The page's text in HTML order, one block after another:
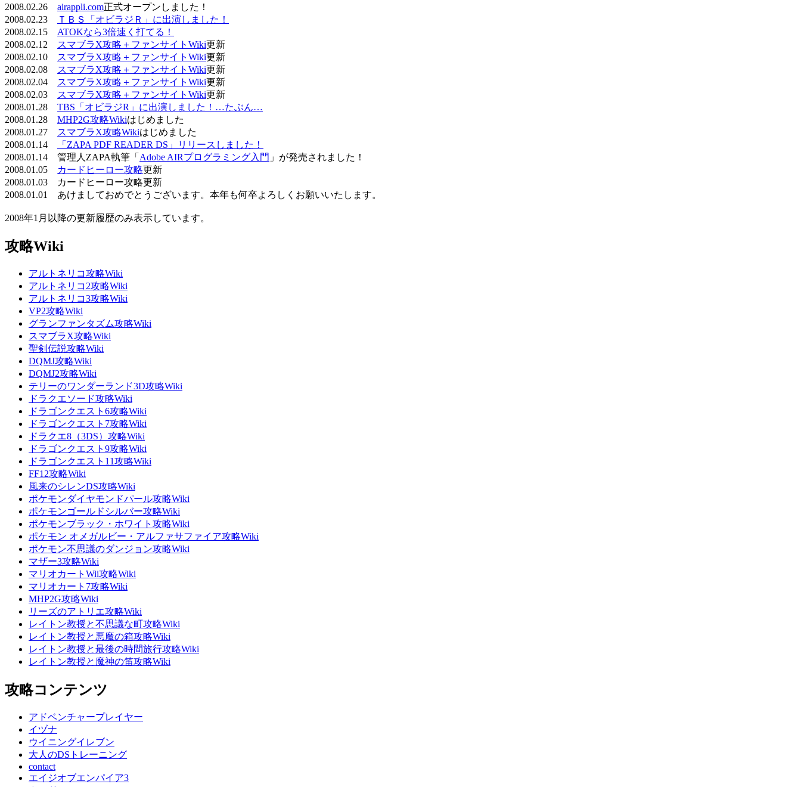
2008.02.26 airappli.com正式オープンしました！
2008.02.23
ＴＢＳ「オビラジＲ」に出演しました！
2008.02.15 ATOKなら3倍速く打てる！
2008.02.12
スマブラX攻略＋ファンサイトWiki更新
2008.02.10
スマブラX攻略＋ファンサイトWiki更新
2008.02.08
スマブラX攻略＋ファンサイトWiki更新
2008.02.04
スマブラX攻略＋ファンサイトWiki更新
2008.02.03
スマブラX攻略＋ファンサイトWiki更新
2008.01.28 TBS「オビラジR」に出演しました！…たぶん…
2008.01.28 MHP2G攻略Wikiはじめました
2008.01.27
スマブラX攻略Wikiはじめました
2008.01.14
「ZAPA PDF READER DS」リリースしました！
2008.01.14 管理人ZAPA執筆「 Adobe AIRプログラミング入門 」が発売されました！
2008.01.05
カードヒーロー攻略更新
2008.01.03 カードヒーロー攻略更新
2008.01.01 あけましておめでとうございます。本年も何卒よろしくお願いいたします。
2008年1月以降の更新履歴のみ表示しています。
攻略Wiki
アルトネリコ攻略Wiki
アルトネリコ2攻略Wiki
アルトネリコ3攻略Wiki
VP2攻略Wiki
グランファンタズム攻略Wiki
スマブラX攻略Wiki
聖剣伝説攻略Wiki
DQMJ攻略Wiki
DQMJ2攻略Wiki
テリーのワンダーランド3D攻略Wiki
ドラクエソード攻略Wiki
ドラゴンクエスト6攻略Wiki
ドラゴンクエスト7攻略Wiki
ドラクエ8（3DS）攻略Wiki
ドラゴンクエスト9攻略Wiki
ドラゴンクエスト11攻略Wiki
FF12攻略Wiki
風来のシレンDS攻略Wiki
ポケモンダイヤモンドパール攻略Wiki
ポケモンゴールドシルバー攻略Wiki
ポケモンブラック・ホワイト攻略Wiki
ポケモン オメガルビー・アルファサファイア攻略Wiki
ポケモン不思議のダンジョン攻略Wiki
マザー3攻略Wiki
マリオカートWii攻略Wiki
マリオカート7攻略Wiki
MHP2G攻略Wiki
リーズのアトリエ攻略Wiki
レイトン教授と不思議な町攻略Wiki
レイトン教授と悪魔の箱攻略Wiki
レイトン教授と最後の時間旅行攻略Wiki
レイトン教授と魔神の笛攻略Wiki
攻略コンテンツ
アドベンチャープレイヤー
イヅナ
ウイニングイレブン
大人のDSトレーニング
contact
エイジオブエンパイア3